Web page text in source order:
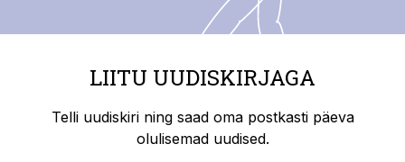
LIITU UUDISKIRJAGA
Telli uudiskiri ning saad oma postkasti päeva
olulisemad uudised.